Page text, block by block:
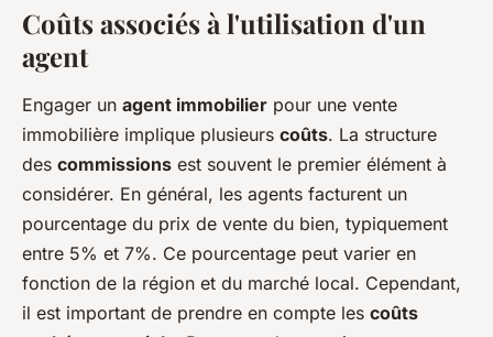
Coûts associés à l'utilisation d'un
agent
Engager un agent immobilier pour une vente
immobilière implique plusieurs coûts. La structure
des commissions est souvent le premier élément à
considérer. En général, les agents facturent un
pourcentage du prix de vente du bien, typiquement
entre 5% et 7%. Ce pourcentage peut varier en
fonction de la région et du marché local. Cependant,
il est important de prendre en compte les coûts